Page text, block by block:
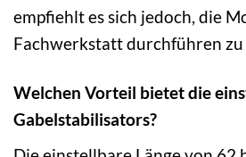
empfiehlt es sich jedoch, die
Fachwerkstatt durchführen zu
Welchen Vorteil bietet die
Gabelstabilisators?